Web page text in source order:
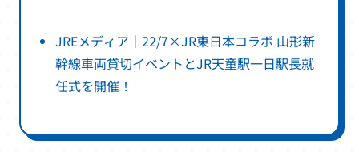
JREメディア｜22/7×JR東日本コラボ 山形新
幹線車両貸切イベントとJR天童駅一日駅長就
任式を開催！